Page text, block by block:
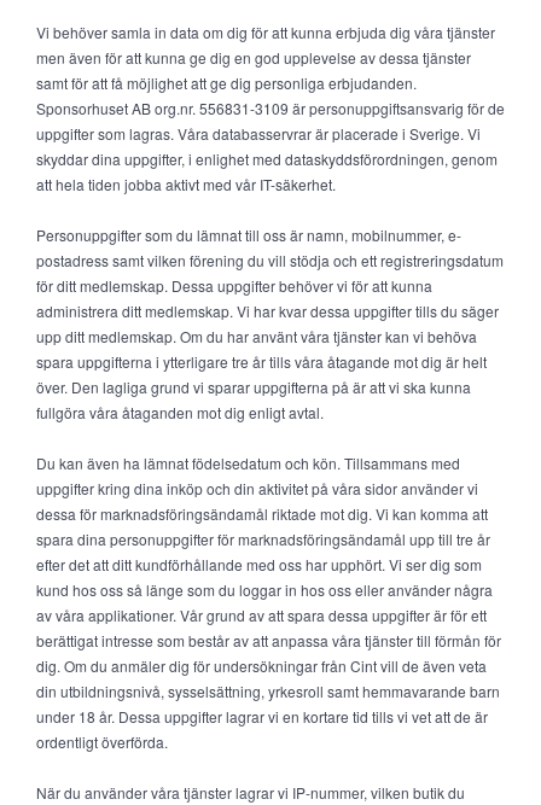
Vi behöver samla in data om dig för att kunna erbjuda dig våra tjänster
men även för att kunna ge dig en god upplevelse av dessa tjänster
samt för att få möjlighet att ge dig personliga erbjudanden.
Sponsorhuset AB org.nr. 556831-3109 är personuppgiftsansvarig för de
uppgifter som lagras. Våra databasservrar är placerade i Sverige. Vi
skyddar dina uppgifter, i enlighet med dataskyddsförordningen, genom
att hela tiden jobba aktivt med vår IT-säkerhet.
Personuppgifter som du lämnat till oss är namn, mobilnummer, e-
postadress samt vilken förening du vill stödja och ett registreringsdatum
för ditt medlemskap. Dessa uppgifter behöver vi för att kunna
administrera ditt medlemskap. Vi har kvar dessa uppgifter tills du säger
upp ditt medlemskap. Om du har använt våra tjänster kan vi behöva
spara uppgifterna i ytterligare tre år tills våra åtagande mot dig är helt
över. Den lagliga grund vi sparar uppgifterna på är att vi ska kunna
fullgöra våra åtaganden mot dig enligt avtal.
Du kan även ha lämnat födelsedatum och kön. Tillsammans med
uppgifter kring dina inköp och din aktivitet på våra sidor använder vi
dessa för marknadsföringsändamål riktade mot dig. Vi kan komma att
spara dina personuppgifter för marknadsföringsändamål upp till tre år
efter det att ditt kundförhållande med oss har upphört. Vi ser dig som
kund hos oss så länge som du loggar in hos oss eller använder några
av våra applikationer. Vår grund av att spara dessa uppgifter är för ett
berättigat intresse som består av att anpassa våra tjänster till förmån för
dig. Om du anmäler dig för undersökningar från Cint vill de även veta
din utbildningsnivå, sysselsättning, yrkesroll samt hemmavarande barn
under 18 år. Dessa uppgifter lagrar vi en kortare tid tills vi vet att de är
ordentligt överförda.
När du använder våra tjänster lagrar vi IP-nummer, vilken butik du